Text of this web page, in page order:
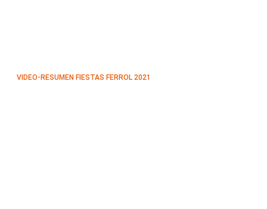
VIDEO-RESUMEN FIESTAS FERROL 2021